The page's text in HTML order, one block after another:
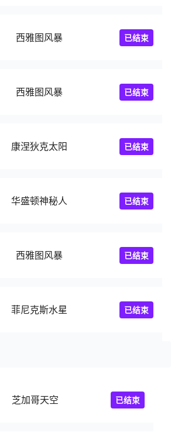
西雅图风暴 已结束
西雅图风暴 已结束
康涅狄克太阳 已结束
华盛顿神秘人 已结束
西雅图风暴 已结束
菲尼克斯水星 已结束
芝加哥天空 已结束